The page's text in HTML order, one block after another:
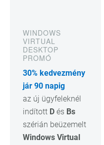
WINDOWS
VIRTUAL
DESKTOP
PROMÓ
30% kedvezmény
jár 90 napig
az új ügyfeleknél
indított D és Bs
szérián beüzemelt
Windows Virtual